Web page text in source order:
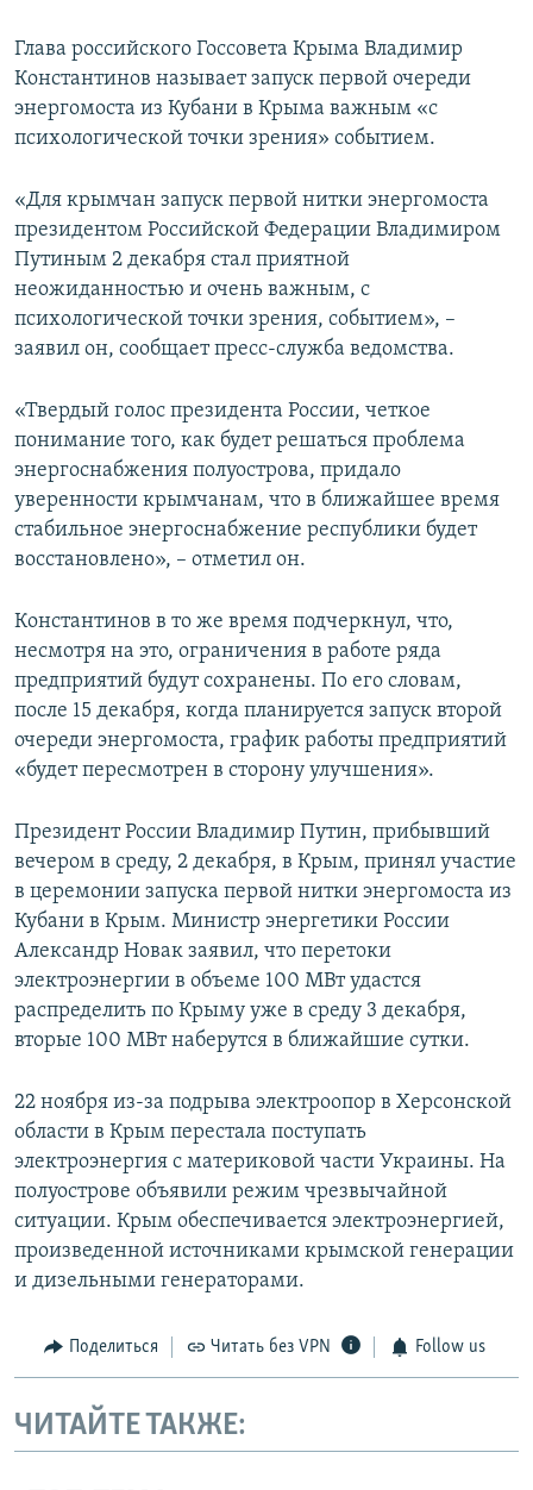
Все сайты RFE/RL
Глава российского Госсовета Крыма Владимир
Константинов называет запуск первой очереди
энергомоста из Кубани в Крыма важным «с
психологической точки зрения» событием.
«Для крымчан запуск первой нитки энергомоста
президентом Российской Федерации Владимиром
Путиным 2 декабря стал приятной
неожиданностью и очень важным, с
психологической точки зрения, событием», –
заявил он, сообщает пресс-служба ведомства.
«Твердый голос президента России, четкое
понимание того, как будет решаться проблема
энергоснабжения полуострова, придало
уверенности крымчанам, что в ближайшее время
стабильное энергоснабжение республики будет
восстановлено», – отметил он.
Константинов в то же время подчеркнул, что,
несмотря на это, ограничения в работе ряда
предприятий будут сохранены. По его словам,
после 15 декабря, когда планируется запуск второй
очереди энергомоста, график работы предприятий
«будет пересмотрен в сторону улучшения».
Президент России Владимир Путин, прибывший
вечером в среду, 2 декабря, в Крым, принял участие
в церемонии запуска первой нитки энергомоста из
Кубани в Крым. Министр энергетики России
Александр Новак заявил, что перетоки
электроэнергии в объеме 100 МВт удастся
распределить по Крыму уже в среду 3 декабря,
вторые 100 МВт наберутся в ближайшие сутки.
22 ноября из-за подрыва электроопор в Херсонской
области в Крым перестала поступать
электроэнергия с материковой части Украины. На
полуострове объявили режим чрезвычайной
ситуации. Крым обеспечивается электроэнергией,
произведенной источниками крымской генерации
и дизельными генераторами.
Поделиться Читать без VPN Follow us
ЧИТАЙТЕ ТАКЖЕ: